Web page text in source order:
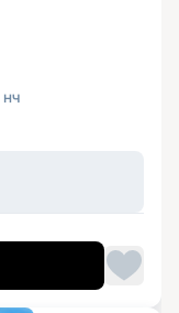
нч